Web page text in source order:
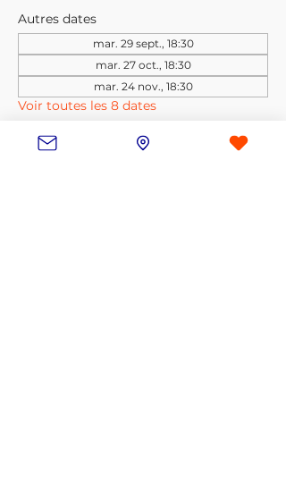
Autres dates
mar. 29 sept., 18:30
mar. 27 oct., 18:30
mar. 24 nov., 18:30
Voir toutes les 8 dates
À propos de l'événement